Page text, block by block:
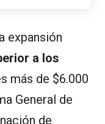
expansión
a los
más de $6.000
General de
de